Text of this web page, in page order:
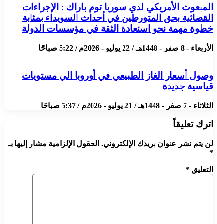
المبعوث الأمريكي لدي سوريا توم باراك : الإجراءات
القضائية بحق المتورطين في أحداث السويداء بمثابة
خطوة مهمة نحو استعادة الثقة في مؤسسات الدولة
الأربعاء - 8 صفر - 1448هـ / 22 يوليو - 2026م / 5:22 صباحًا
وصول أسعار الغاز الطبيعي في أوروبا الي مستويات
قياسية جديدة
الثلاثاء - 7 صفر - 1448هـ / 21 يوليو - 2026م / 5:37 صباحًا
اترك تعليقاً
لن يتم نشر عنوان بريدك الإلكتروني. الحقول الإلزامية مشار إليها بـ
*
التعليق *